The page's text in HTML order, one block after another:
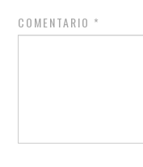
COMENTARIO *